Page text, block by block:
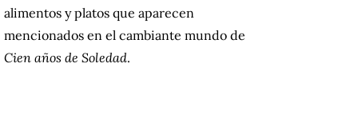
alimentos y platos que aparecen
mencionados en el cambiante mundo de
Cien años de Soledad.